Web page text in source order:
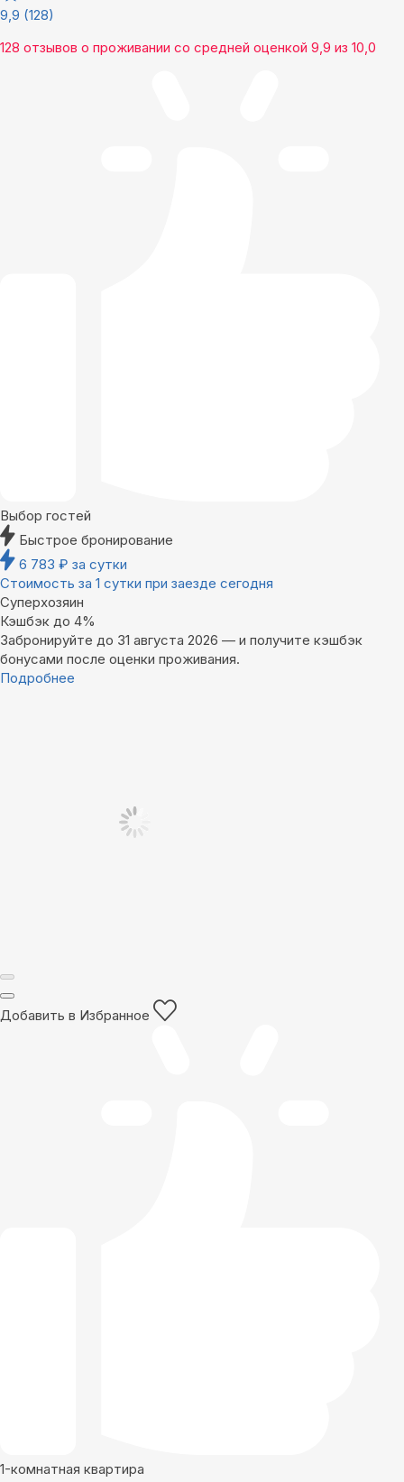
9,9 (128)
128 отзывов о проживании со средней оценкой 9,9 из 10,0
Выбор гостей
Быстрое бронирование
6 783 ₽ за сутки
Стоимость за 1 сутки при заезде сегодня
Суперхозяин
Кэшбэк до 4%
Забронируйте до 31 августа 2026 — и получите кэшбэк
бонусами после оценки проживания.
Подробнее
Добавить в Избранное
1-комнатная квартира